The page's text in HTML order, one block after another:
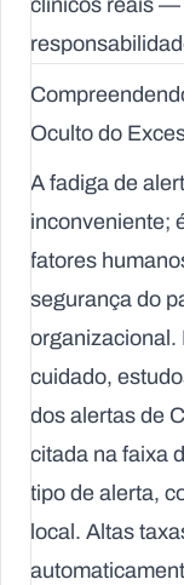
clínicos reais —
Oculto do
A fadiga de
inconveniente;
fatores
segurança do
organizacional.
cuidado,
dos alertas de
citada na faixa
tipo de alerta,
local. Altas